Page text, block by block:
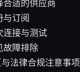
合适的供应商
与订阅
连接与测试
故障排除
法律合规注意事项